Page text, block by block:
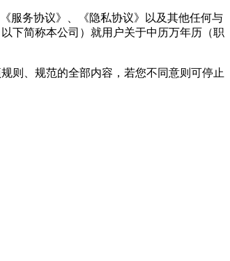
服务协议》、《隐私协议》以及其他任何与
下简称本公司）就用户关于中历万年历（职
则、规范的全部内容，若您不同意则可停止